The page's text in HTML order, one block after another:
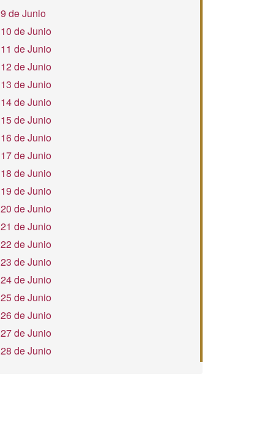
9 de Junio
10 de Junio
11 de Junio
12 de Junio
13 de Junio
14 de Junio
15 de Junio
16 de Junio
17 de Junio
18 de Junio
19 de Junio
20 de Junio
21 de Junio
22 de Junio
23 de Junio
24 de Junio
25 de Junio
26 de Junio
27 de Junio
28 de Junio